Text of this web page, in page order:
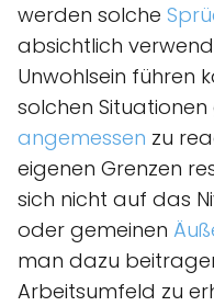
werden solche
absichtlich
Unwohlsein führen
solchen
angemessen zu
eigenen Grenzen
sich nicht auf das
oder gemeinen
man dazu
Arbeitsumfeld zu